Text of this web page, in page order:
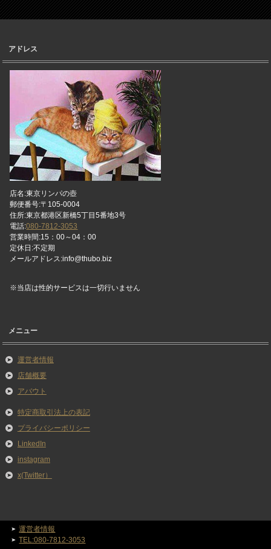
アドレス
店名:東京リンパの壺
郵便番号:〒105-0004
住所:東京都港区新橋5丁目5番地3号
電話:080-7812-3053
営業時間:15：00～04：00
定休日:不定期
メールアドレス:info@thubo.biz
※当店は性的サービスは一切行いません
メニュー
運営者情報
店舗概要
アバウト
特定商取引法上の表記
プライバシーポリシー
LinkedIn
instagram
x(Twitter）
運営者情報
TEL:080-7812-3053